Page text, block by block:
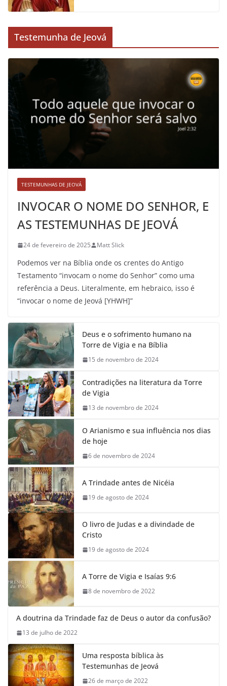
Testemunha de Jeová
TESTEMUNHAS DE JEOVÁ
INVOCAR O NOME DO SENHOR, E
AS TESTEMUNHAS DE JEOVÁ
24 de fevereiro de 2025 Matt Slick
Podemos ver na Bíblia onde os crentes do Antigo
Testamento “invocam o nome do Senhor” como uma
referência a Deus. Literalmente, em hebraico, isso é
“invocar o nome de Jeová [YHWH]”
Deus e o sofrimento humano na
Torre de Vigia e na Bíblia
15 de novembro de 2024
Contradições na literatura da Torre
de Vigia
13 de novembro de 2024
O Arianismo e sua influência nos dias
de hoje
6 de novembro de 2024
A Trindade antes de Nicéia
19 de agosto de 2024
O livro de Judas e a divindade de
Cristo
19 de agosto de 2024
A Torre de Vigia e Isaías 9:6
8 de novembro de 2022
A doutrina da Trindade faz de Deus o autor da confusão?
13 de julho de 2022
Uma resposta bíblica às
Testemunhas de Jeová
26 de março de 2022